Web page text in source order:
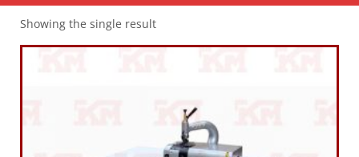
Showing the single result